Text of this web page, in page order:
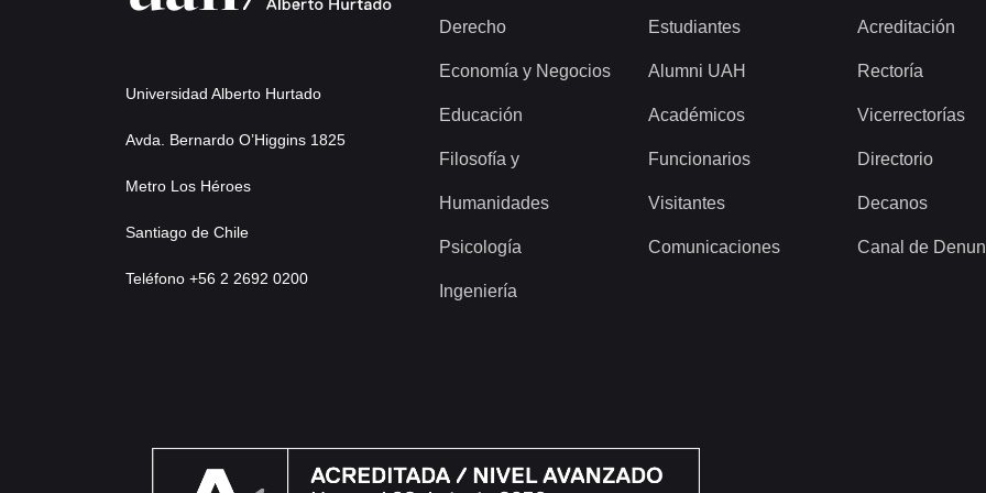
Universidad Alberto Hurtado
Avda. Bernardo O’Higgins 1825
Metro Los Héroes
Santiago de Chile
Teléfono +56 2 2692 0200
Derecho
Economía y Negocios
Educación
Filosofía y
Humanidades
Psicología
Ingeniería
Estudiantes
Alumni UAH
Académicos
Funcionarios
Visitantes
Comunicaciones
Acreditación
Rectoría
Vicerrectorías
Directorio
Decanos
Canal de